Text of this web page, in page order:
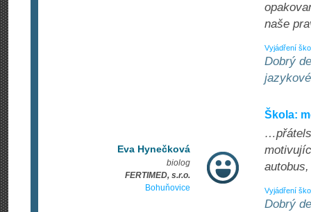
naše
Vyjádření
Dobrý
Eva Hynečková
biolog
FERTIMED, s.r.o.
Bohuňovice
Škola:
Vyjádření
Dobrý